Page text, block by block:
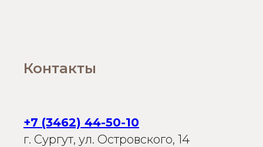
Контакты
+7 (3462) 44-50-10
г. Сургут, ул. Островского, 14